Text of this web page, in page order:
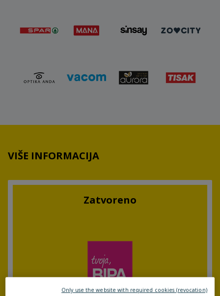
VIŠE INFORMACIJA
Zatvoreno
Only use the website with required cookies (revocation)